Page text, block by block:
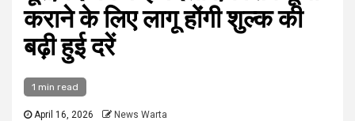
कराने के लिए लागू होंगी शुल्क की
बढ़ी हुई दरें
1 min read
April 16, 2026 News Warta